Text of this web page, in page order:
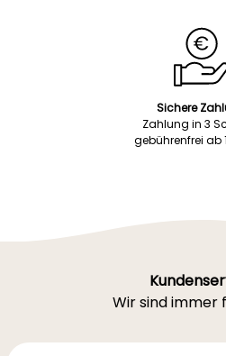
Sichere
Zahlung in 3
gebührenfrei ab
Wir sind immer